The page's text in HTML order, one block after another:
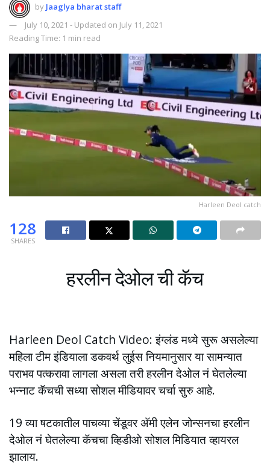
by Jaaglya bharat staff
July 10, 2021 - Updated on July 11, 2021
Reading Time: 1 min read
Harleen Deol catch
128
SHARES
हरलीन देओल ची कॅच
Harleen Deol Catch Video: इंग्लंड मध्ये सुरू असलेल्या
महिला टीम इंडियाला डकवर्थ लुईस नियमानुसार या सामन्यात
पराभव पत्करावा लागला असला तरी हरलीन देओल नं घेतलेल्या
भन्नाट कॅचची सध्या सोशल मीडियावर चर्चा सुरु आहे.
19 व्या षटकातील पाचव्या चेंडूवर अ‍ॅमी एलेन जोन्सनचा हरलीन
देओल नं घेतलेल्या कॅचचा व्हिडीओ सोशल मिडियात व्हायरल
झालाय.